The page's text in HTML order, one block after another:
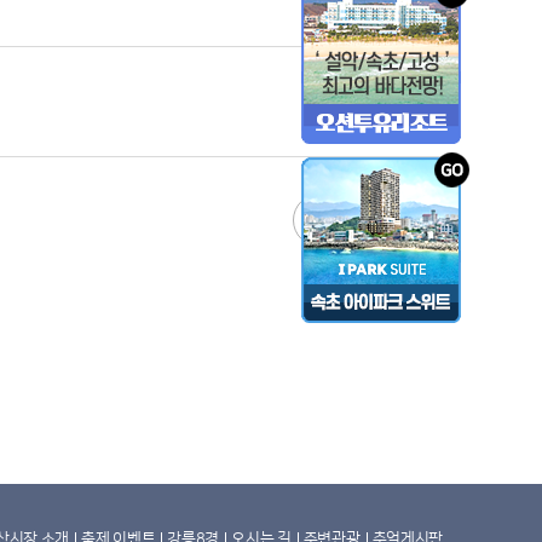
0
글쓰기
시장 소개 축제 이벤트 강릉8경 오시는 길 주변관광 추억게시판